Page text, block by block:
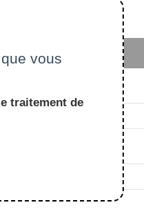
vous
traitement de